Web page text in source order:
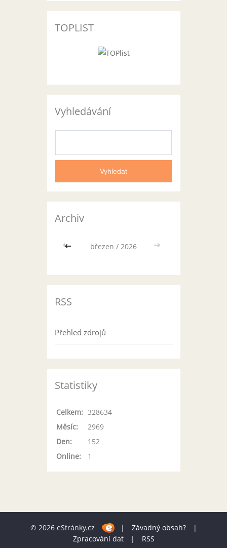
TOPLIST
Vyhledávání
Archiv
<< březen / 2026 >>
RSS
Přehled zdrojů
Statistiky
Online: 1
Celkem: 328634
Měsíc:
2969
Den:
152
© 2026 eStránky.cz | Závadný obsah?
|
Zpracování dat
| RSS